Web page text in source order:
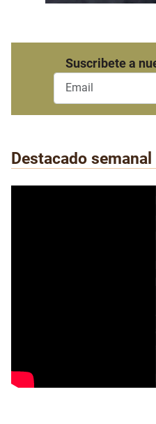
Suscribete a
Destacado semanal